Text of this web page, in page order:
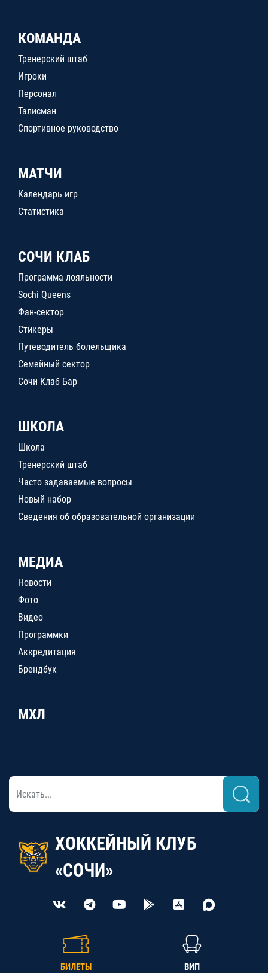
КОМАНДА
Тренерский штаб
Игроки
Персонал
Талисман
Спортивное руководство
МАТЧИ
Календарь игр
Статистика
СОЧИ КЛАБ
Программа лояльности
Sochi Queens
Фан-сектор
Стикеры
Путеводитель болельщика
Семейный сектор
Сочи Клаб Бар
ШКОЛА
Школа
Тренерский штаб
Часто задаваемые вопросы
Новый набор
Сведения об образовательной организации
МЕДИА
Новости
Фото
Видео
Программки
Аккредитация
Брендбук
МХЛ
ХОККЕЙНЫЙ КЛУБ
«СОЧИ»
БИЛЕТЫ ВИП